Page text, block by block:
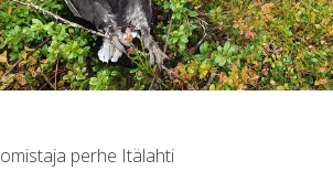
omistaja perhe Itälahti